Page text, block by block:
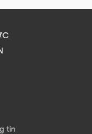
tin